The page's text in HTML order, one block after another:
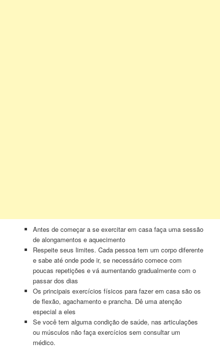
Antes de começar a se exercitar em casa faça uma sessão
de alongamentos e aquecimento
Respeite seus limites. Cada pessoa tem um corpo diferente
e sabe até onde pode ir, se necessário comece com
poucas repetições e vá aumentando gradualmente com o
passar dos dias
Os principais exercícios físicos para fazer em casa são os
de flexão, agachamento e prancha. Dê uma atenção
especial a eles
Se você tem alguma condição de saúde, nas articulações
ou músculos não faça exercícios sem consultar um
médico.